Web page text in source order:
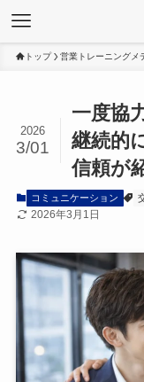
トップ 営業トレーニングメ
一度協
継続的
信頼が
2026
3/01
コミュニケーション
2026年3月1日